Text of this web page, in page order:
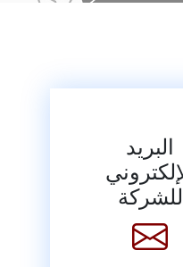
البريد
للشركة